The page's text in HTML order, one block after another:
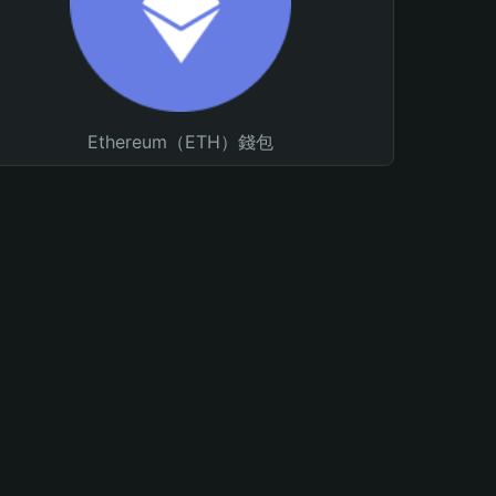
Ethereum（ETH）錢包